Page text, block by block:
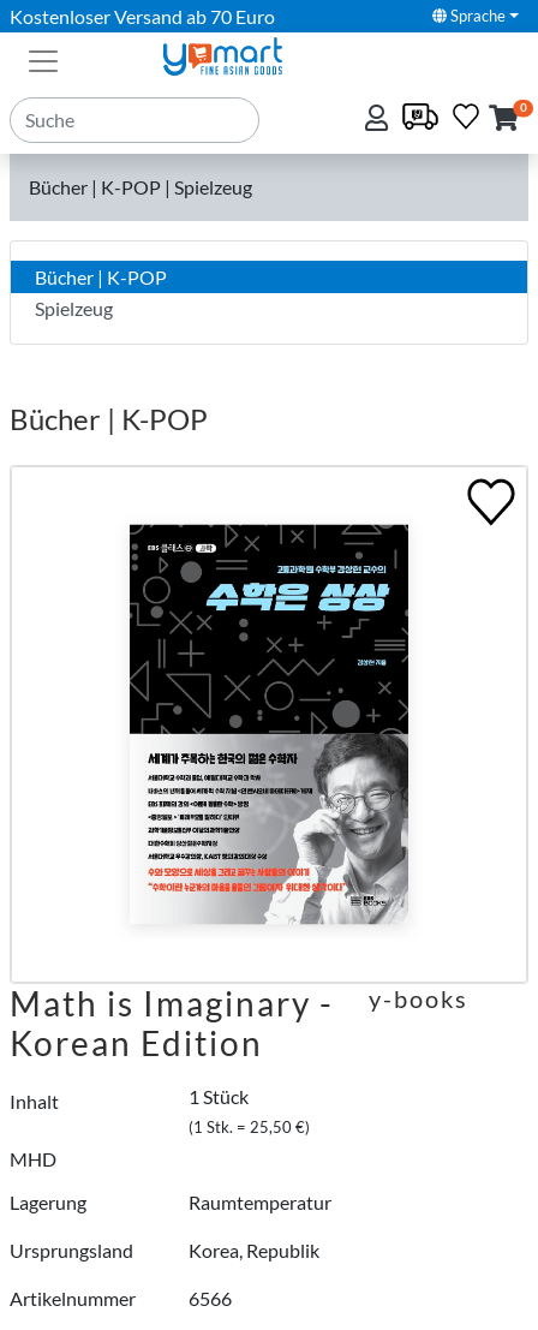
Kostenloser Versand ab 70 Euro Sprache
0
Bücher | K-POP | Spielzeug
Bücher | K-POP
Spielzeug
Bücher | K-POP
Math is Imaginary -
Korean Edition
Inhalt 1 Stück
(1 Stk. = 25,50 €)
MHD
Lagerung
Raumtemperatur
Ursprungsland Korea, Republik
Artikelnummer 6566
y-books